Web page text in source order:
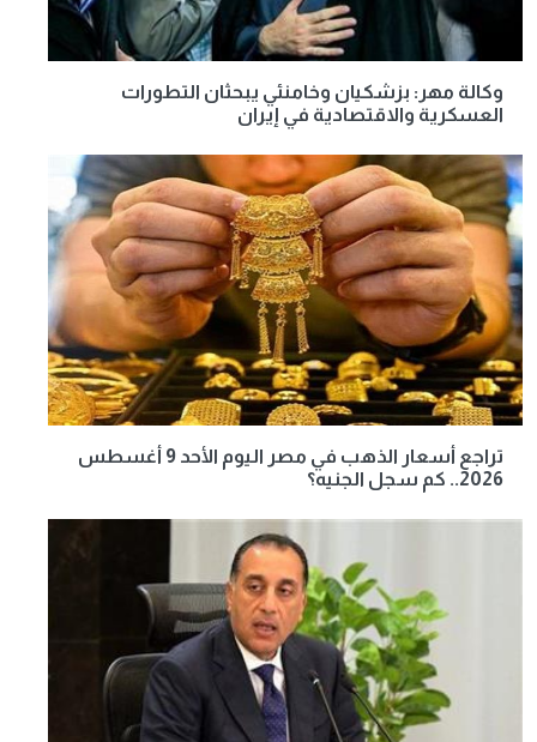
وكالة مهر: بزشكيان وخامنئي يبحثان التطورات
العسكرية والاقتصادية في إيران
تراجع أسعار الذهب في مصر اليوم الأحد 9 أغسطس
2026.. كم سجل الجنيه؟